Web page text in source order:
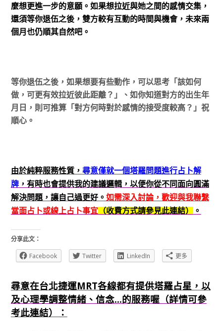
麼想更進一步的意願。如果想拉近與她之間的感情交集，
還須等你退伍之後，雙方較有互動的時間與機會，未來兩
個月也仍順其自然吧。
等你退伍之後，如果想要有些動作，可以思考「該如何
做，可更有效拉近彼此距離？」、如你知道對方的出生年
月日，則可推算「對方何時對於感情的接受度較高？」祝
順心。
由於純粹服務性質， 尋意僅就一個塔羅問題進行占卜解
牌，有時也會提供我的建議邏輯，以便你從不同面向圓滿
解決問題，讓自己過更好。 如需深入討論，歡迎與我聯繫
當面占卜或線上占卜事宜（收費方式請參見此連結） 。
分享此文：
Facebook
Twitter LinkedIn 更多
尋意在台北捷運MRT各線都有提供塔羅占星，以
及心理學調整情緒、信念...的服務喔（詳情可參
考此連結）：